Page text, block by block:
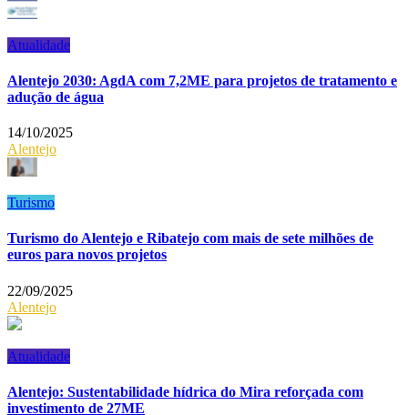
Atualidade
Alentejo 2030: AgdA com 7,2ME para projetos de tratamento e
adução de água
14/10/2025
Alentejo
Turismo
Turismo do Alentejo e Ribatejo com mais de sete milhões de
euros para novos projetos
22/09/2025
Alentejo
Atualidade
Alentejo: Sustentabilidade hídrica do Mira reforçada com
investimento de 27ME